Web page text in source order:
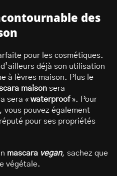
des
pour les cosmétiques.
déjà son utilisation
à lèvres maison. Plus le
maison sera
sera « waterproof». Pour
, vous pouvez également
pour ses propriétés
mascara vegan, sachez que
végétale.